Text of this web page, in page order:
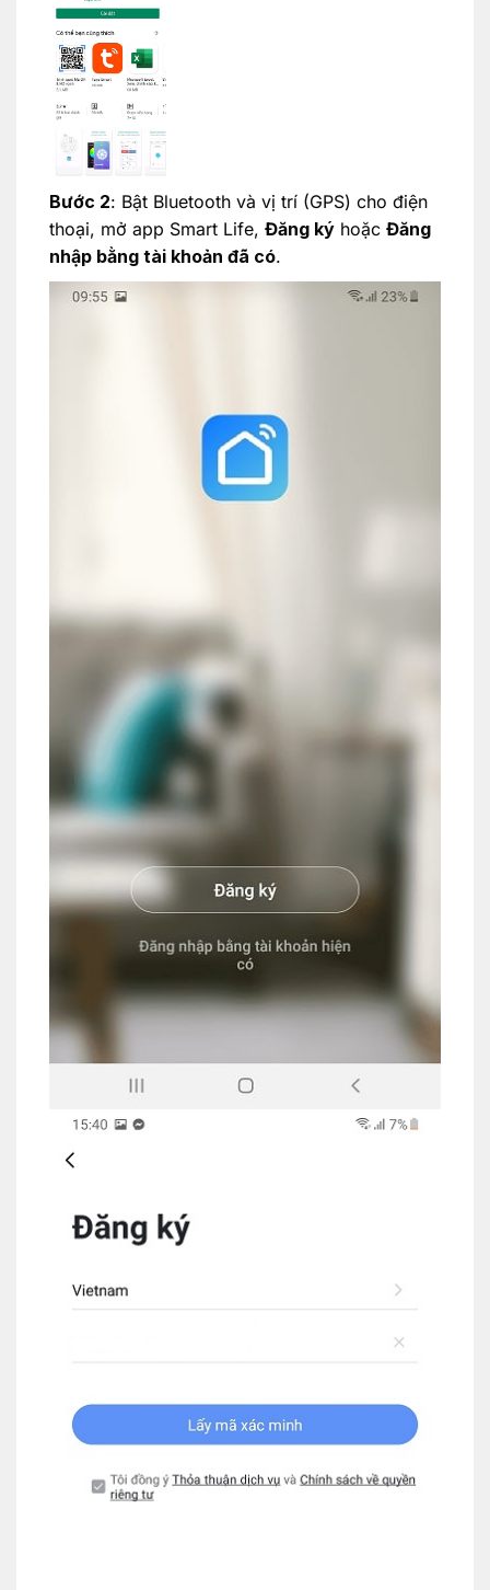
Bước 2: Bật Bluetooth và vị trí (GPS) cho điện
thoại, mở app Smart Life, Đăng kýhoặc Đăng
nhập bằng tài khoản đã có.